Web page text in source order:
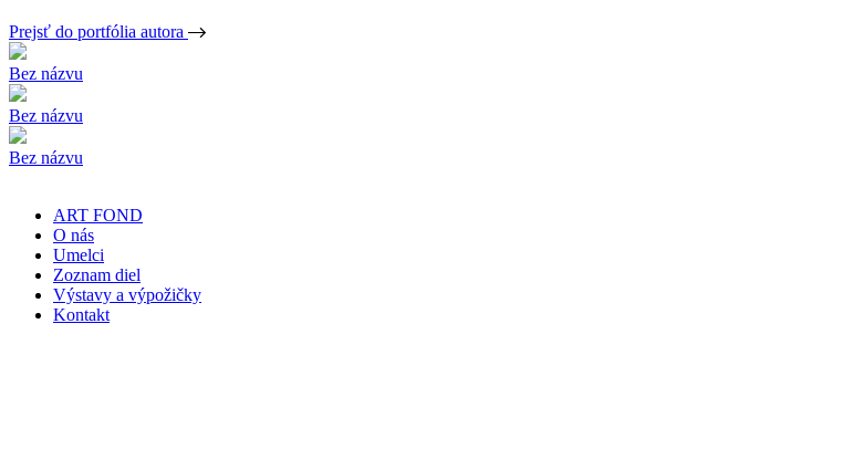
Prejsť do portfólia autora
Bez názvu
Bez názvu
Bez názvu
ART FOND
O nás
Umelci
Zoznam diel
Výstavy a výpožičky
Kontakt